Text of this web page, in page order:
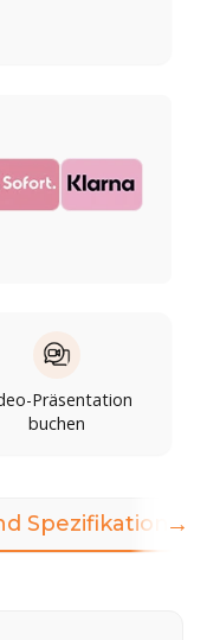
Präsentation
buchen
Spezifikationen
→